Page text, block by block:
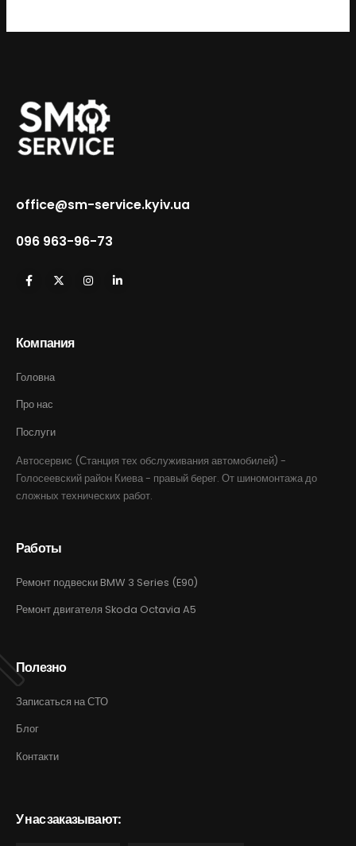
office@sm-service.kyiv.ua
096 963-96-73
Компания
Головна
Про нас
Послуги
Автосервис (Станция тех обслуживания автомобилей) -
Голосеевский район Киева - правый берег. От шиномонтажа до
сложных технических работ.
Работы
Ремонт подвески BMW 3 Series (E90)
Ремонт двигателя Skoda Octavia A5
Полезно
Записаться на СТО
Блог
Контакти
У нас заказывают: